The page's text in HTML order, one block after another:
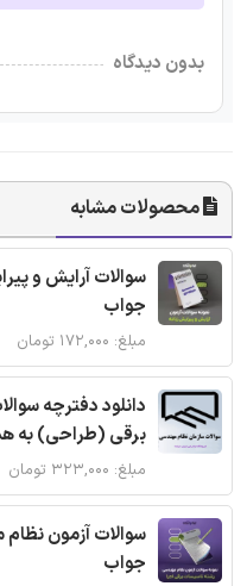
بدون دیدگاه
محصولات مشابه
سوالات آرایش و
جواب
مبلغ: ۱۷۲,۰۰۰ تومان
دانلود دفترچه
برقی (طراحی) به
مبلغ: ۳۲۳,۰۰۰ تومان
سوالات آزمون
جواب